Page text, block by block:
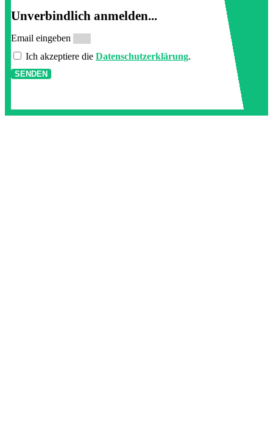
Unverbindlich anmelden...
Email eingeben
Ich akzeptiere die Datenschutzerklärung.
SENDEN